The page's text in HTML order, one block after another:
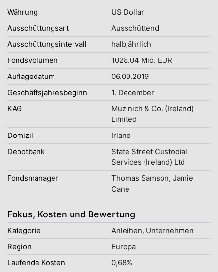
Währung
US Dollar
Ausschüttungsart
Ausschüttend
Ausschüttungsintervall
halbjährlich
Fondsvolumen
1028.04 Mio. EUR
Auflagedatum
06.09.2019
Geschäftsjahresbeginn
1. December
KAG
Muzinich & Co. (Ireland)
Limited
Domizil
Irland
Depotbank
State Street Custodial
Services (Ireland) Ltd
Fondsmanager
Thomas Samson, Jamie
Cane
Fokus, Kosten und Bewertung
Kategorie
Anleihen, Unternehmen
Region
Europa
Laufende Kosten
0,68%